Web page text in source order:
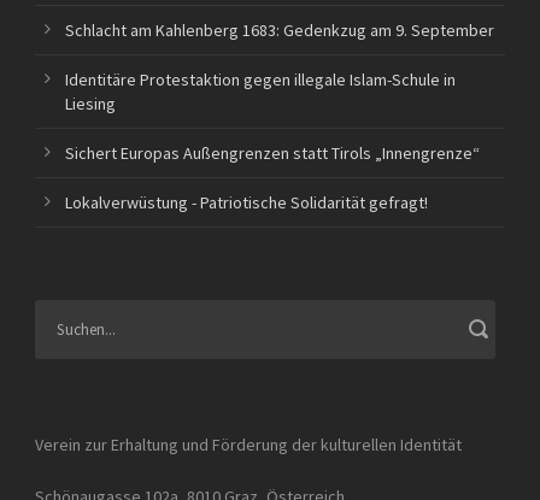
Schlacht am Kahlenberg 1683: Gedenkzug am 9. September
Identitäre Protestaktion gegen illegale Islam-Schule in
Liesing
Sichert Europas Außengrenzen statt Tirols „Innengrenze“
Lokalverwüstung - Patriotische Solidarität gefragt!
Verein zur Erhaltung und Förderung der kulturellen Identität